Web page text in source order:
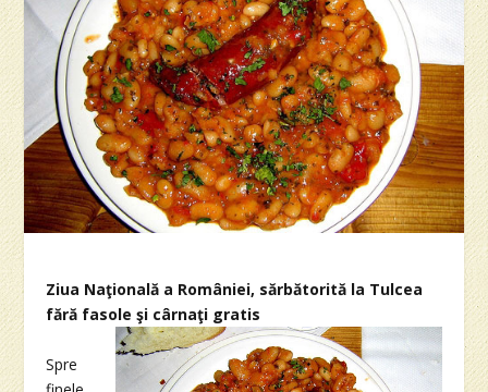
Ziua Naţională a României, sărbătorită la Tulcea
fără fasole şi cârnaţi gratis
Spre